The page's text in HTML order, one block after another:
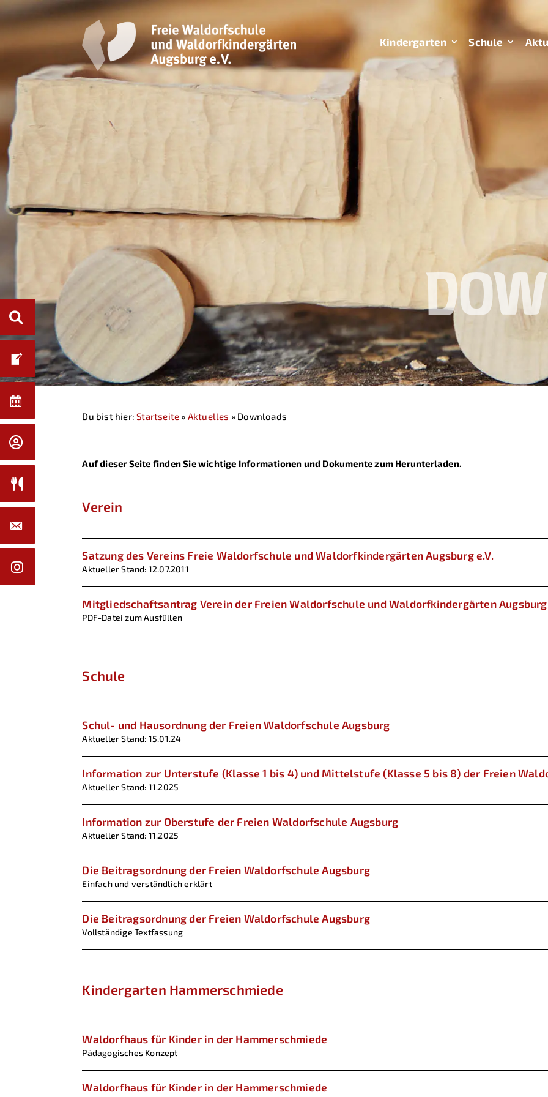
Kindergarten Schule
Du bist hier:Startseite » Aktuelles » Downloads
Auf dieser Seite finden Sie wichtige Informationen und Dokumente zum Herunterladen.
Verein
Satzung des Vereins Freie Waldorfschule und Waldorfkindergärten Augsburg e.V.
Aktueller Stand: 12.07.2011
Mitgliedschaftsantrag Verein der Freien Waldorfschule und Waldorfkindergärten Augsburg
PDF-Datei zum Ausfüllen
Schule
Schul- und Hausordnung der Freien Waldorfschule Augsburg
Aktueller Stand: 15.01.24
Information zur Unterstufe (Klasse 1 bis 4) und Mittelstufe (Klasse 5 bis 8) der Freien
Aktueller Stand: 11.2025
Information zur Oberstufe der Freien Waldorfschule Augsburg
Aktueller Stand: 11.2025
Die Beitragsordnung der Freien Waldorfschule Augsburg
Einfach und verständlich erklärt
Die Beitragsordnung der Freien Waldorfschule Augsburg
Vollständige Textfassung
Kindergarten Hammerschmiede
Waldorfhaus für Kinder in der Hammerschmiede
Pädagogisches Konzept
Waldorfhaus für Kinder in der Hammerschmiede